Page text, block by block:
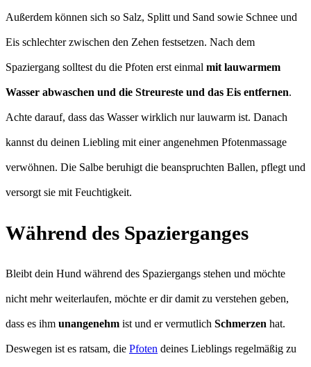
Außerdem können sich so Salz, Splitt und Sand sowie Schnee und
Eis schlechter zwischen den Zehen festsetzen. Nach dem
Spaziergang solltest du die Pfoten erst einmal mit lauwarmem
Wasser abwaschen und die Streureste und das Eis entfernen.
Achte darauf, dass das Wasser wirklich nur lauwarm ist. Danach
kannst du deinen Liebling mit einer angenehmen Pfotenmassage
verwöhnen. Die Salbe beruhigt die beanspruchten Ballen, pflegt und
versorgt sie mit Feuchtigkeit.
Während des Spazierganges
Bleibt dein Hund während des Spaziergangs stehen und möchte
nicht mehr weiterlaufen, möchte er dir damit zu verstehen geben,
dass es ihm unangenehm ist und er vermutlich Schmerzen hat.
Deswegen ist es ratsam, die Pfoten deines Lieblings regelmäßig zu